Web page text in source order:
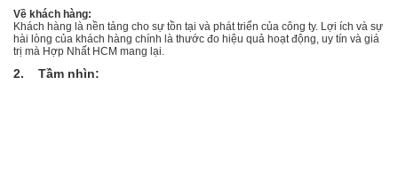
Về khách hàng:
Khách hàng là nền tảng cho sự tồn tại và phát triển của công ty. Lợi ích và sự
hài lòng của khách hàng chính là thước đo hiệu quả hoạt động, uy tín và giá
trị mà Hợp Nhất HCM mang lại.
2. Tầm nhìn: